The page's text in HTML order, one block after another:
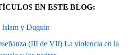
EN ESTE BLOG:
Islam y Duguin
(III de VII) La violencia en la